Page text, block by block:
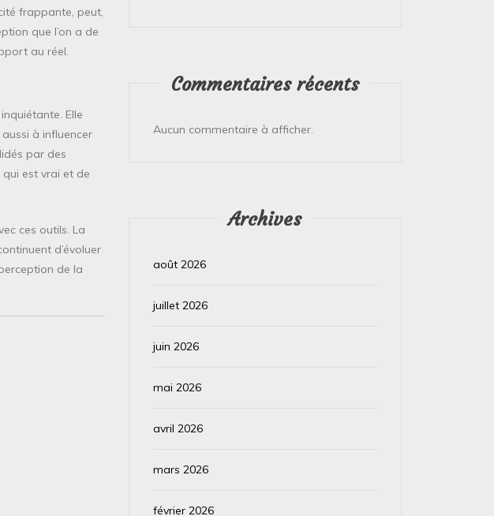
frappante, peut,
que l’on a de
au réel.
Elle
à influencer
par des
est vrai et de
ces outils. La
d’évoluer
de la
Commentaires récents
Aucun commentaire à afficher.
Archives
août 2026
juillet 2026
juin 2026
mai 2026
avril 2026
mars 2026
février 2026